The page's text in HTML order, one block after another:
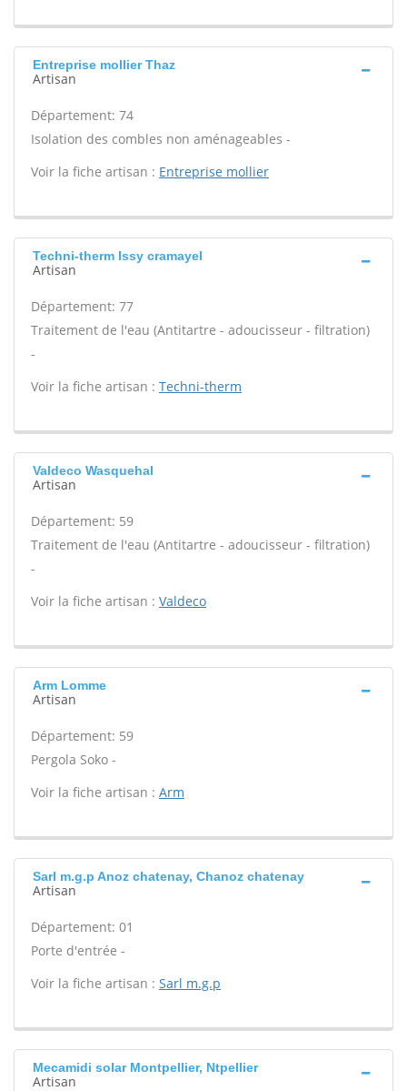
Entreprise mollier Thaz
Artisan
Département: 74
Isolation des combles non aménageables -
Voir la fiche artisan : Entreprise mollier
Techni-therm Issy cramayel
Artisan
Département: 77
Traitement de l'eau (Antitartre - adoucisseur - filtration)
-
Voir la fiche artisan : Techni-therm
Valdeco Wasquehal
Artisan
Département: 59
Traitement de l'eau (Antitartre - adoucisseur - filtration)
-
Voir la fiche artisan : Valdeco
Arm Lomme
Artisan
Département: 59
Pergola Soko -
Voir la fiche artisan : Arm
Sarl m.g.p Anoz chatenay, Chanoz chatenay
Artisan
Département: 01
Porte d'entrée -
Voir la fiche artisan : Sarl m.g.p
Mecamidi solar Montpellier, Ntpellier
Artisan